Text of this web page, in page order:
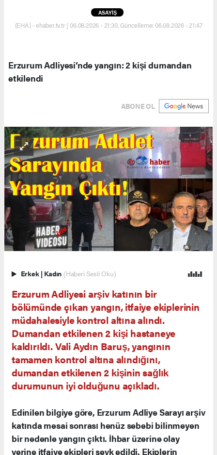
ASAYİŞ
(EHA) - ehaber.tv.tr | 06.08.2026 - 21:30, Güncelleme: 06.08.2026 - 21:47
Erzurum Adliyesi’nde yangın: 2 kişi dumandan
etkilendi
ABONE OL
Erkek | Kadın (Haberi Sesli Oku)
Erzurum Adliyesi arşiv katının bir
bölümünde çıkan yangın, itfaiye ekiplerinin
müdahalesiyle kontrol altına alındı.
Dumandan etkilenen 2 kişi hastaneye
kaldırıldı. Vali Aydın Baruş, yangının
tamamen kontrol altına alındığını,
dumandan etkilenen 2 kişinin sağlık
durumunun iyi olduğunu açıkladı.
Edinilen bilgiye göre, Erzurum Adliye Sarayı arşiv
katında mesai sonrası henüz sebebi bilinmeyen
bir nedenle yangın çıktı. İhbar üzerine olay
yerine itfaiye ekipleri sevk edildi. Ekiplerin